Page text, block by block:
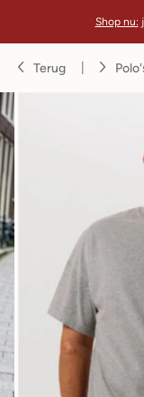
Shop nu:
Terug